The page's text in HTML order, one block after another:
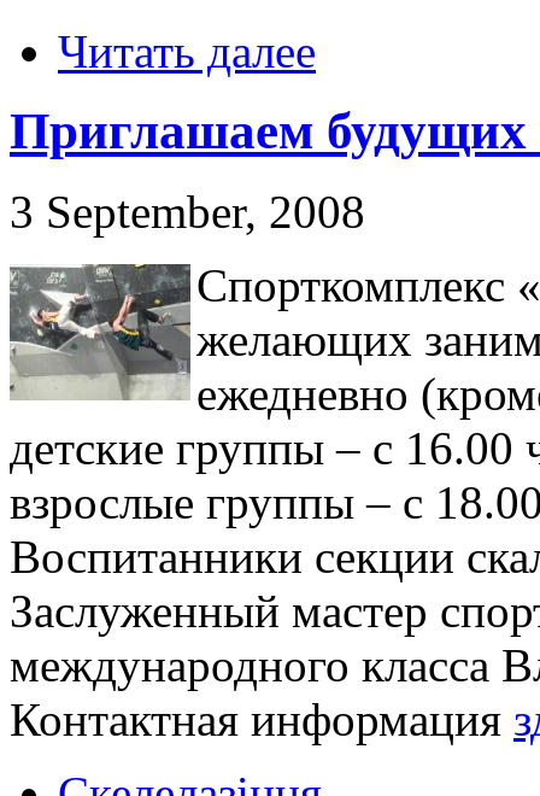
Читать далее
Приглашаем
3 September, 2008
Спорткомплекс
желающих
ежедневно
детские группы – с 16.00
взрослые группы – с
Воспитанники секции
Заслуженный мастер
международного класса
Контактная информация